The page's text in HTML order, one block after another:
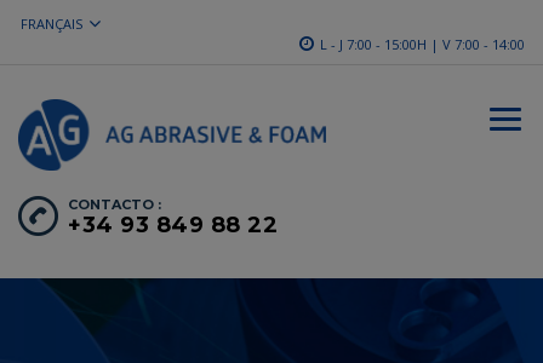
FRANÇAIS
L - J 7:00 - 15:00H | V 7:00 - 14:00
CONTACTO :
+34 93 849 88 22